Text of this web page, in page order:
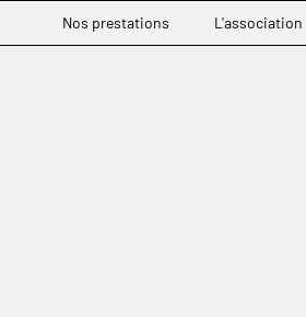
Nos prestations L'association